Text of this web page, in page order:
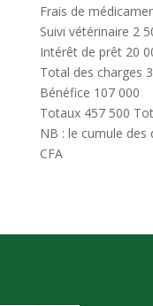
Frais de
Suivi vétérinaire 2
Intérêt de prêt 20
Total des charges
Bénéfice 107 000
Totaux 457 500
NB : le cumule des
CFA